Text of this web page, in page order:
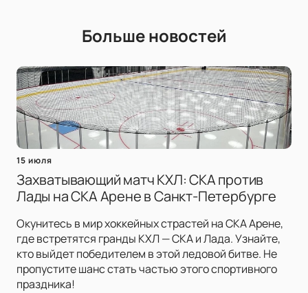
Больше новостей
15 июля
Захватывающий матч КХЛ: СКА против
Лады на СКА Арене в Санкт-Петербурге
Окунитесь в мир хоккейных страстей на СКА Арене,
где встретятся гранды КХЛ — СКА и Лада. Узнайте,
кто выйдет победителем в этой ледовой битве. Не
пропустите шанс стать частью этого спортивного
праздника!